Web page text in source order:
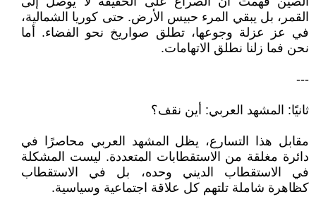
القمر، بل يبقي المرء حبيس الأرض. حتى كوريا الشمالية،
في عز عزلة وجوعها، تطلق صواريخ نحو الفضاء. أما
نحن فما زلنا نطلق الاتهامات.
---
ثانيًا: المشهد العربي: أين نقف؟
مقابل هذا التسارع، يظل المشهد العربي محاصرًا في
دائرة مغلقة من الاستقطابات المتعددة. ليست المشكلة
في الاستقطاب الديني وحده، بل في الاستقطاب
كظاهرة شاملة تلتهم كل علاقة اجتماعية وسياسية.